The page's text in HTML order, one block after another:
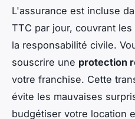
L'assurance est incluse
TTC par jour, couvrant
la responsabilité civile.
souscrire une protection
votre franchise. Cette
évite les mauvaises
budgétiser votre location